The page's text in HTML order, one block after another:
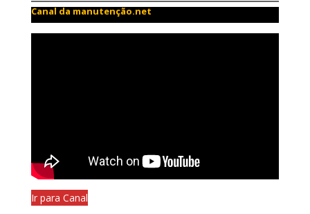
Canal da manutenção.net
Ir para Canal